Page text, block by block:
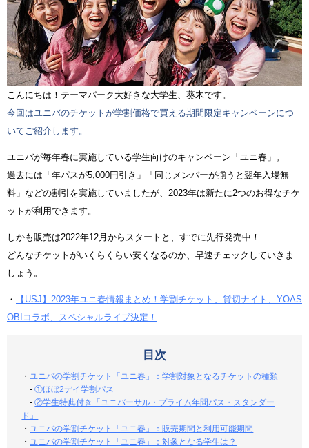
こんにちは！テーマパーク大好きな大学生、葵木です。
今回はユニバのチケットが学割価格で買える期間限定キャンペーンにつ
いてご紹介します。
ユニバが毎年春に実施している学生向けのキャンペーン「ユニ春」。
過去には「年パスが5,000円引き」「同じメンバーが揃うと翌年入場無
料」などの割引を実施していましたが、2023年は新たに2つのお得なチケ
ットが利用できます。
しかも販売は2022年12月からスタートと、すでに先行発売中！
どんなチケットがいくらくらい安くなるのか、早速チェックしていきま
しょう。
・
【USJ】2023年ユニ春情報まとめ！学割チケット、貸切ナイト、YOAS
OBIコラボ、スペシャルライブ決定！
目次
・ユニバの学割チケット「ユニ春」：学割対象となるチケットの種類
-①ほぼ2デイ学割パス
-②学生特典付き「ユニバーサル・プライム年間パス・スタンダー
ド」
・ユニバの学割チケット「ユニ春」：販売期間と利用可能期間
・ユニバの学割チケット「ユニ春」：対象となる学生は？